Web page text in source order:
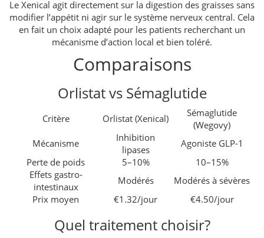
Le Xenical agit directement sur la digestion des graisses sans
modifier l’appétit ni agir sur le système nerveux central. Cela
en fait un choix adapté pour les patients recherchant un
mécanisme d’action local et bien toléré.
Comparaisons
Orlistat vs Sémaglutide
Critère Orlistat (Xenical)
Sémaglutide
(Wegovy)
Mécanisme
Inhibition
lipases
Agoniste GLP-1
Perte de poids
5–10%
10–15%
Effets gastro-
intestinaux
Modérés
Modérés à sévères
Prix moyen
€1.32/jour €4.50/jour
Quel traitement choisir?